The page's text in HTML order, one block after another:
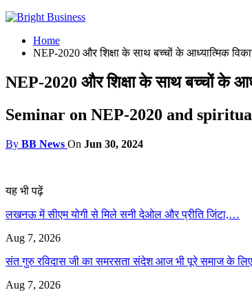
Home
NEP-2020 और शिक्षा के साथ बच्चों के आध्यात्मिक
NEP-2020 और शिक्षा के साथ बच्चों के
Seminar on NEP-2020 and
By BB News On Jun 30, 2024
यह भी पढ़ें
लखनऊ में सीएम योगी से मिले सनी देओल और प्रीति जिंटा,…
Aug 7, 2026
संत गुरु रविदास जी का समरसता संदेश आज भी पूरे समाज के
Aug 7, 2026